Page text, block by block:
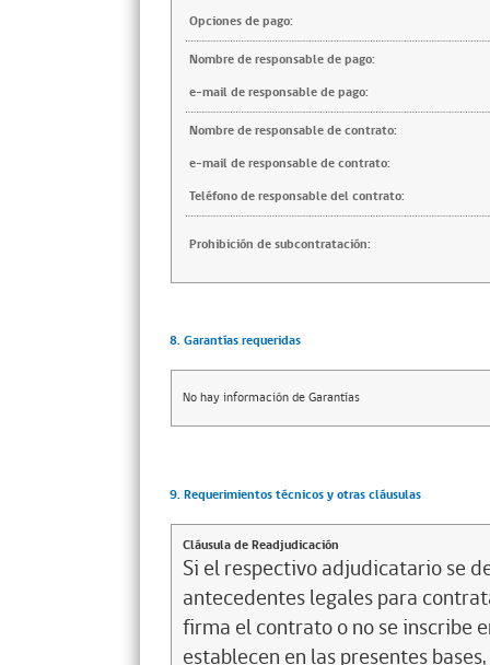
Opciones de pago:
Nombre de responsable de pago:
e-mail de responsable de pago:
Nombre de responsable de contrato:
e-mail de responsable de contrato:
Teléfono de responsable del contrato:
Prohibición de subcontratación:
8. Garantías requeridas
No hay información de Garantías
9. Requerimientos técnicos y otras cláusulas
Cláusula de Readjudicación
Si el respectivo adjudicatario se
antecedentes legales para
firma el contrato o no se inscribe
establecen en las presentes